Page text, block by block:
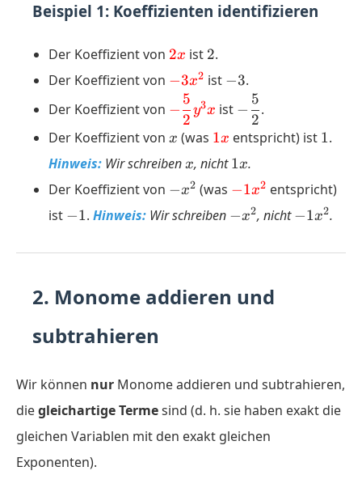
Beispiel 1: Koeffizienten identifizieren
Der Koeffizient von \color{red}
{2}x
2x ist 2
2.
Der Koeffizient von \color{red}
{-3}x^2
−3x2 ist -3
−3.
Der Koeffizient von
\color{red}
\dfrac{5}
{2}}y^3x
−
2
5
y3x ist
\dfrac{5}
{2}
−
2
5
.
Der Koeffizient von x
x (was \color{red}
1x entspricht) ist 1
1.
Hinweis: Wir schreiben x
x, nicht1x
1x.
Der Koeffizient von -
−x2 (was \color{red}
{-1}x^2
−1x2 entspricht)
ist -1
−1. Hinweis: Wir schreiben -
−x2, nicht -1x^2
−1x2.
2. Monome addieren und
subtrahieren
Wir können nur Monome addieren und subtrahieren,
diegleichartige Termesind (d. h. sie haben exakt die
gleichen Variablen mit den exakt gleichen
Exponenten).